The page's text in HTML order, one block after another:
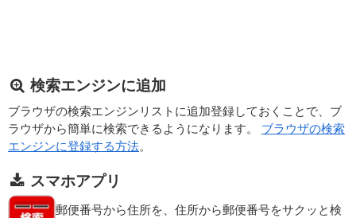
検索エンジンに追加
ブラウザの検索エンジンリストに追加登録しておくことで、ブ
ラウザから簡単に検索できるようになります。 ブラウザの検索
エンジンに登録する方法。
スマホアプリ
郵便番号から住所を、住所から郵便番号をサクッと検